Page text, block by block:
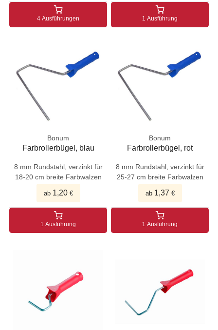
4 Ausführungen 1 Ausführung
Bonum
Farbrollerbügel, blau
8 mm Rundstahl, verzinkt für
18-20 cm breite Farbwalzen
ab 1,20€
1 Ausführung
Bonum
Farbrollerbügel, rot
8 mm Rundstahl, verzinkt für
25-27 cm breite Farbwalzen
ab 1,37 €
1 Ausführung